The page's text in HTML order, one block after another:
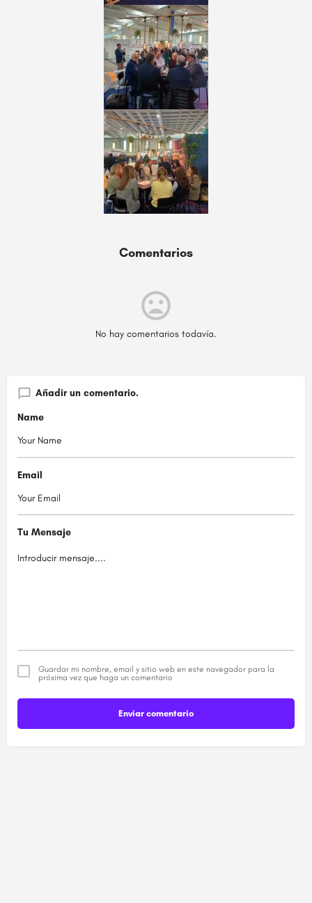
Comentarios
No hay comentarios todavía.
Añadir un comentario.
Name
Email
Tu Mensaje
Guardar mi nombre, email y sitio web en este navegador para la
próxima vez que haga un comentario
Enviar comentario